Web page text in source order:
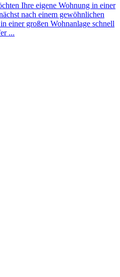
Ihre eigene Wohnung in einer
nach einem gewöhnlichen
einer großen Wohnanlage schnell
...